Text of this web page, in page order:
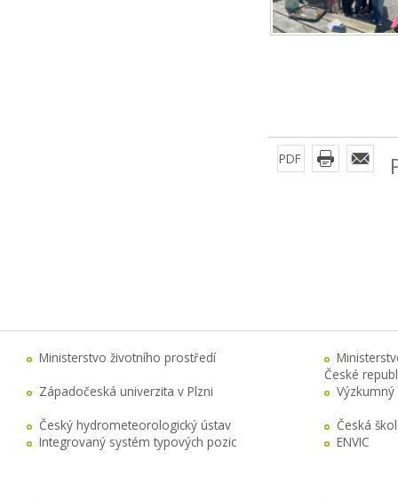
PDF
Ministerstvo životního prostředí
České
Západočeská univerzita v Plzni
Český hydrometeorologický ústav
Česká
Integrovaný systém typových pozic
ENVIC